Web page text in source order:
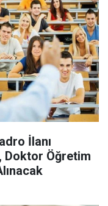
İlanı
Doktor Öğretim